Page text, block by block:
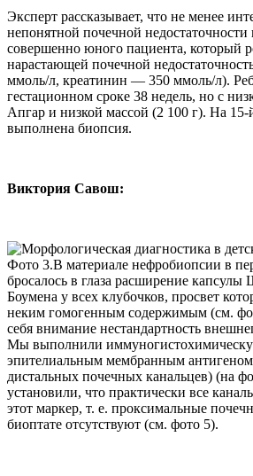
Эксперт рассказывает, что не менее
непонятной почечной недостаточности
совершенно юного пациента, который
нарастающей почечной
ммоль/л, креатинин — 350 ммоль/л).
гестационном сроке 38 недель, но с
Апгар и низкой массой (2 100 г). На
выполнена биопсия.
Виктория Савош:
Фото 3.В материале нефробиопсии в
бросалось в глаза расширение
Боумена у всех клубочков, просвет
неким гомогенным содержимым (см.
себя внимание нестандартность
Мы выполнили
эпителиальным мембранным
дистальных почечных канальцев) (на
установили, что практически все
этот маркер, т. е. проксимальные
биоптате отсутствуют (см. фото 5).